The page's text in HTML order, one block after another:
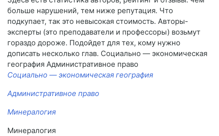
больше нарушений, тем ниже репутация. Что
подкупает, так это невысокая стоимость. Авторы-
эксперты (это преподаватели и профессоры) возьмут
гораздо дороже. Подойдет для тех, кому нужно
дописать несколько глав. Социально — экономическая
география Административное право
Социально — экономическая география
Административное право
Минералогия
Минералогия